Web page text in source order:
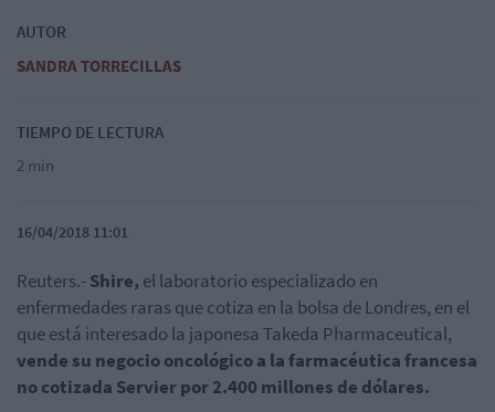
AUTOR
SANDRA TORRECILLAS
TIEMPO DE LECTURA
2 min
16/04/2018 11:01
Reuters.-Shire, el laboratorio especializado en
enfermedades raras que cotiza en la bolsa de Londres, en el
que está interesado la japonesa Takeda Pharmaceutical,
vende su negocio oncológico a la farmacéutica francesa
no cotizada Servier por 2.400 millones de dólares.